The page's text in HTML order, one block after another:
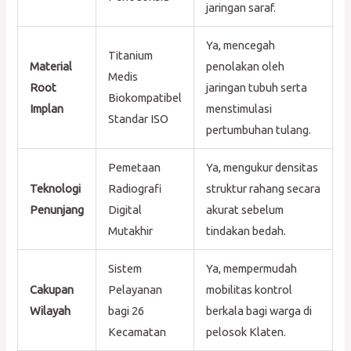
jaringan saraf.
Material
Root
Implan
Titanium
Medis
Biokompatibel
Standar ISO
Ya, mencegah
penolakan oleh
jaringan tubuh serta
menstimulasi
pertumbuhan tulang.
Teknologi
Penunjang
Pemetaan
Radiografi
Digital
Mutakhir
Ya, mengukur densitas
struktur rahang secara
akurat sebelum
tindakan bedah.
Cakupan
Wilayah
Sistem
Pelayanan
bagi 26
Kecamatan
Ya, mempermudah
mobilitas kontrol
berkala bagi warga di
pelosok Klaten.